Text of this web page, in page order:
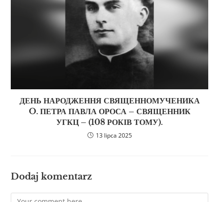
ДЕНЬ НАРОДЖЕННЯ СВЯЩЕННОМУЧЕНИКА
O. ПЕТРА ПАВЛА ОРОСА – СВЯЩЕННИК
УГКЦ – (108 РОКІВ ТОМУ).
13 lipca 2025
Dodaj komentarz